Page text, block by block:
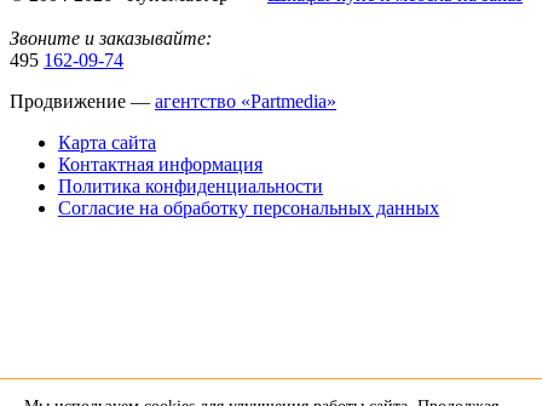
Звоните и заказывайте:
495 162-09-74
Продвижение — агентство «Partmedia»
Карта сайта
Контактная информация
Политика конфиденциальности
Согласие на обработку персональных данных